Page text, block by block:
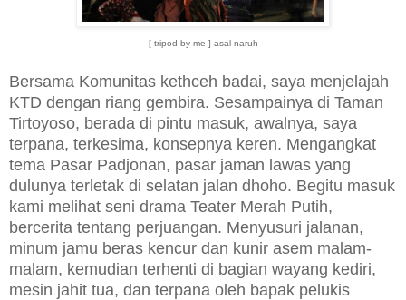
[ tripod by me ] asal naruh
Bersama Komunitas kethceh badai, saya menjelajah
KTD dengan riang gembira. Sesampainya di Taman
Tirtoyoso, berada di pintu masuk, awalnya, saya
terpana, terkesima, konsepnya keren. Mengangkat
tema Pasar Padjonan, pasar jaman lawas yang
dulunya terletak di selatan jalan dhoho. Begitu masuk
kami melihat seni drama Teater Merah Putih,
bercerita tentang perjuangan. Menyusuri jalanan,
minum jamu beras kencur dan kunir asem malam-
malam, kemudian terhenti di bagian wayang kediri,
mesin jahit tua, dan terpana oleh bapak pelukis